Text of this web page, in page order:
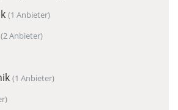
(1 Anbieter)
(2 Anbieter)
(1 Anbieter)